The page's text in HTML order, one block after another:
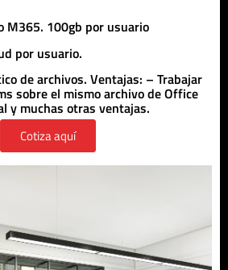
M365. 100gb por usuario
por usuario.
de archivos. Ventajas: – Trabajar
sobre el mismo archivo de Office
y muchas otras ventajas.
Cotiza aquí